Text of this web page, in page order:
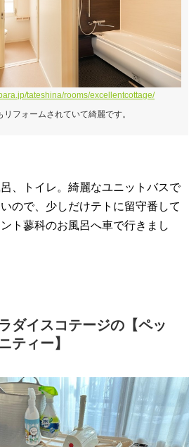
tateshina/rooms/excellentcottage/
フォームされていて綺麗です。
、トイレ。綺麗なユニットバスで
ので、少しだけテトに留守番して
ト蓼科のお風呂へ車で行きまし
ダイスコテージの【ペッ
ティー】